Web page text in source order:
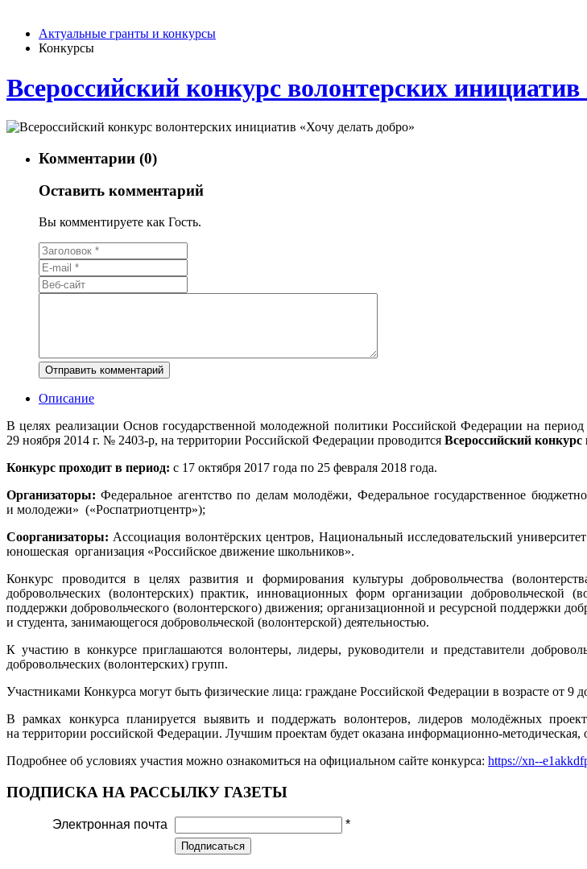
Актуальные гранты и конкурсы
Конкурсы
Всероссийский конкурс волонтерских
Комментарии (0)
Оставить комментарий
Вы комментируете как Гость.
Описание
В целях реализации Основ государственной молодежной политики Российской Федерации на
29 ноября 2014 г. № 2403-р, на территории Российской Федерации проводится Всероссийский
Конкурс проходит в период: с 17 октября 2017 года по 25 февраля 2018 года.
Организаторы: Федеральное агентство по делам молодёжи, Федеральное государственное
и молодежи» («Роспатриотцентр»);
Соорганизаторы: Ассоциация волонтёрских центров, Национальный исследовательский
юношеская организация «Российское движение школьников».
Конкурс проводится в целях развития и формирования культуры добровольчества
добровольческих (волонтерских) практик, инновационных форм организации добровольческой
поддержки добровольческого (волонтерского) движения; организационной и ресурсной поддержки
и студента, занимающегося добровольческой (волонтерской) деятельностью.
К участию в конкурсе приглашаются волонтеры, лидеры, руководители и представители
добровольческих (волонтерских) групп.
Участниками Конкурса могут быть физические лица: граждане Российской Федерации в возрасте от 9
В рамках конкурса планируется выявить и поддержать волонтеров, лидеров молодёжных
на территории российской Федерации. Лучшим проектам будет оказана информационно-методическая,
Подробнее об условиях участия можно ознакомиться на официальном сайте конкурса: https://xn--
ПОДПИСКА НА РАССЫЛКУ ГАЗЕТЫ
Электронная почта *
Подписаться